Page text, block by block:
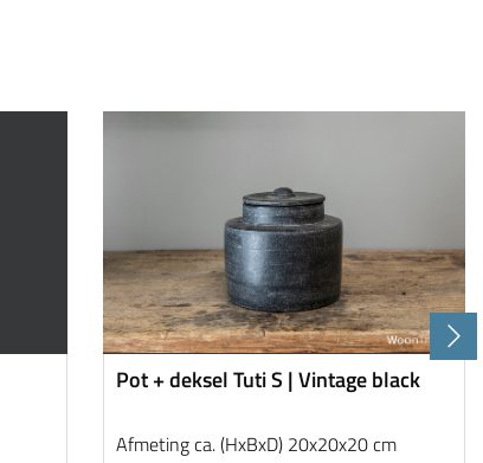
Pot + deksel Tuti S | Vintage black
Afmeting ca. (HxBxD) 20x20x20 cm